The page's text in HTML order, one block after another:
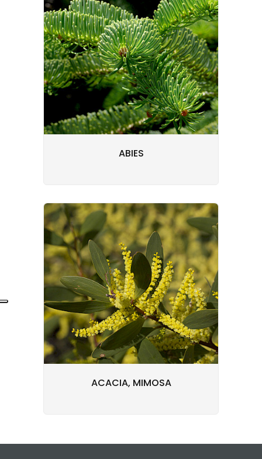
ABIES
ACACIA, MIMOSA